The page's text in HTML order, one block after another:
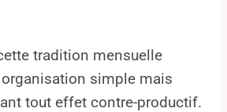
tradition mensuelle
simple mais
tout effet contre-productif.